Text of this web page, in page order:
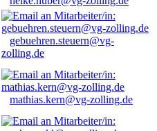
gebuehren.steuern@vg-
zolling.de
mathias.kern@vg-zolling.de